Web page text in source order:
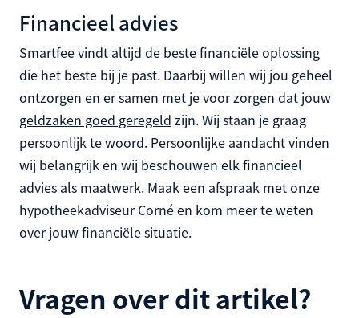
Financieel advies
Smartfee vindt altijd de beste financiële oplossing
die het beste bij je past. Daarbij willen wij jou geheel
ontzorgen en er samen met je voor zorgen dat jouw
geldzaken goed geregeld zijn. Wij staan je graag
persoonlijk te woord. Persoonlijke aandacht vinden
wij belangrijk en wij beschouwen elk financieel
advies als maatwerk. Maak een afspraak met onze
hypotheekadviseur Corné en kom meer te weten
over jouw financiële situatie.
Vragen over dit artikel?